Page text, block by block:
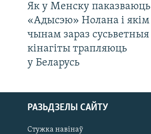
Як у Менску паказваюць
«Адысэю» Нолана і якім
чынам зараз сусьветныя
кінагіты трапляюць
у Беларусь
РАЗЬДЗЕЛЫ САЙТУ
Стужка навінаў